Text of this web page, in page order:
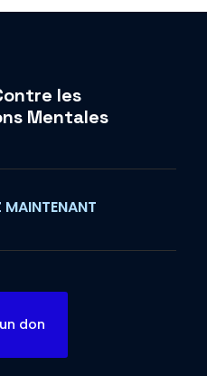
les
Mentales
MAINTENANT
don